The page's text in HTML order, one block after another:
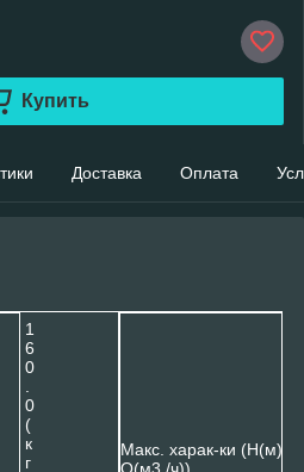
Купить
Доставка Оплата
1
6
0
0
(
к
г
Макс. харак-ки (Н(м);
Q(м3 /ч))